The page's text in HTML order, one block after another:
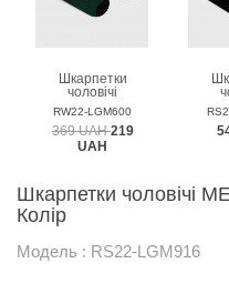
Шкарпетки
чоловічі
MEDICINE
RW22-LGM600
369 UAH219
UAH
Шкарпетки чоловічі
Колір
Модель : RS22-LGM916